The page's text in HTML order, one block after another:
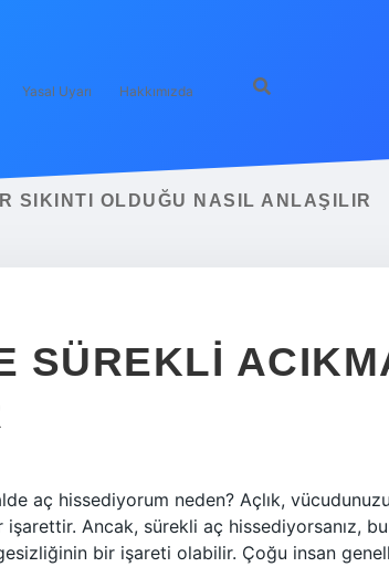
Yasal Uyarı Hakkımızda
SIKINTI OLDUĞU NASIL ANLAŞILIR
SÜREKLI
aç hissediyorum neden? Açlık,
Ancak, sürekli aç hissediyorsanız,
bir işareti olabilir. Çoğu insan